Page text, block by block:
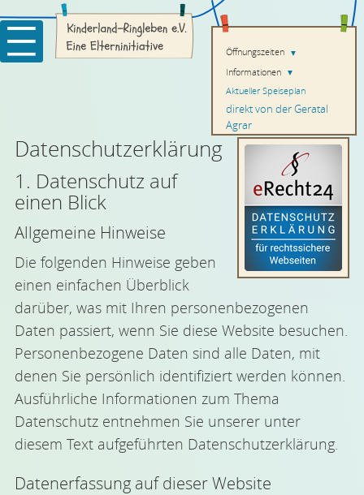
Datenschutz­erklärung
1. Datenschutz auf
einen Blick
Allgemeine Hinweise
Die folgenden Hinweise geben
einen einfachen Überblick
darüber, was mit Ihren personenbezogenen
Daten passiert, wenn Sie diese Website besuchen.
Personenbezogene Daten sind alle Daten, mit
denen Sie persönlich identifiziert werden können.
Ausführliche Informationen zum Thema
Datenschutz entnehmen Sie unserer unter
diesem Text aufgeführten Datenschutzerklärung.
Datenerfassung auf dieser Website
Öffnungszeiten▼
Informationen▼
Aktueller Speiseplan
direkt von der Geratal
Agrar